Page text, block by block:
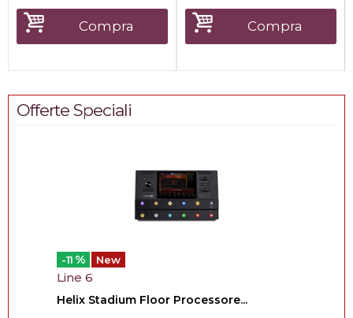
Compra Compra
Offerte Speciali
-11 % New
Line 6
Helix Stadium Floor Processore...